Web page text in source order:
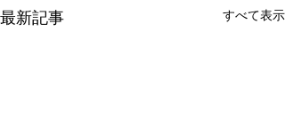
最新記事 すべて表示